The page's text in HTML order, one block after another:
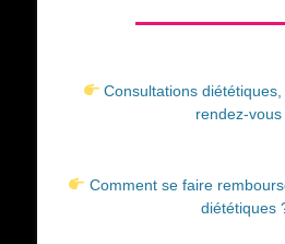
Consultations
rendez-vous
Comment se faire
diététiques